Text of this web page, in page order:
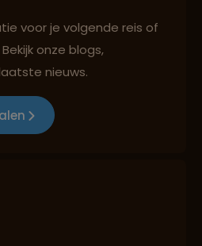
reisroutes
voor je volgende reis of
onze blogs,
nieuws.